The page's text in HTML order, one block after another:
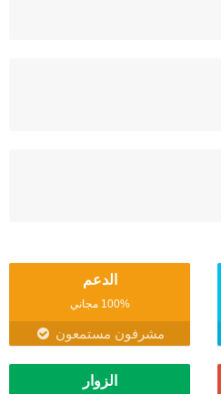
الدعم
100% مجاني
مشرفون مستمعون
الزوار